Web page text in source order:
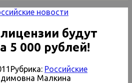
новости
будут
5 000 рублей!
Рубрика: Российские
Малкина